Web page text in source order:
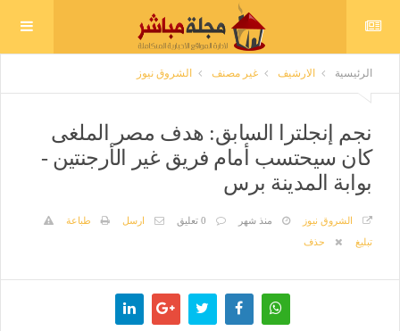
الرئيسية الارشيف غير مصنف الشروق نيوز
نجم إنجلترا السابق: هدف مصر الملغى
كان سيحتسب أمام فريق غير الأرجنتين -
بوابة المدينة برس
الشروق نيوز منذ شهر 0 تعليق ارسل
طباعة
تبليغ
حذف